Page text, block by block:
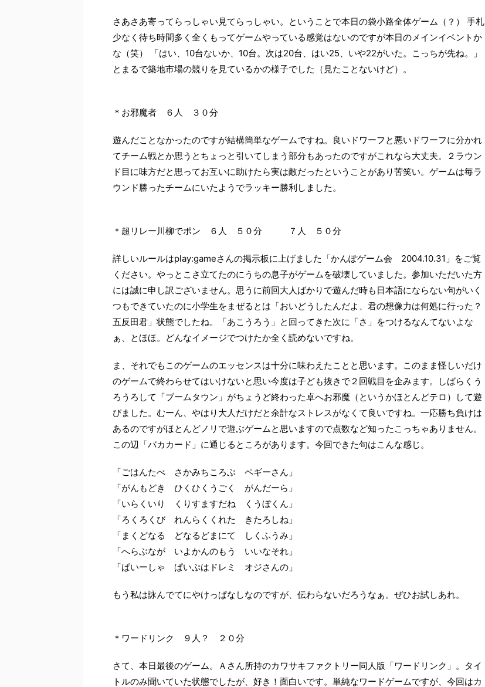
さあさあ寄ってらっしゃい見てらっしゃい。ということで本日の袋小路全体ゲーム（？） 手札
少なく待ち時間多く全くもってゲームやっている感覚はないのですが本日のメインイベントか
な（笑） 「はい、10台ないか、10台。次は20台、はい25、いや22がいた。こっちが先ね。」
とまるで築地市場の競りを見ているかの様子でした（見たことないけど）。
＊お邪魔者 ６人 ３０分
遊んだことなかったのですが結構簡単なゲームですね。良いドワーフと悪いドワーフに分かれ
てチーム戦とか思うとちょっと引いてしまう部分もあったのですがこれなら大丈夫。２ラウン
ド目に味方だと思ってお互いに助けたら実は敵だったということがあり苦笑い。ゲームは毎ラ
ウンド勝ったチームにいたようでラッキー勝利しました。
＊超リレー川柳でポン ６人 ５０分 ７人 ５０分
詳しいルールはplay:gameさんの掲示板に上げました「かんぽゲーム会 2004.10.31」をご覧
ください。やっとこさ立てたのにうちの息子がゲームを破壊していました。参加いただいた方
には誠に申し訳ございません。思うに前回大人ばかりで遊んだ時も日本語にならない句がいく
つもできていたのに小学生をまぜるとは「おいどうしたんだよ、君の想像力は何処に行った？
五反田君」状態でしたね。「あこうろう」と回ってきた次に「さ」をつけるなんてないよな
ぁ、とほほ。どんなイメージでつけたか全く読めないですね。
ま、それでもこのゲームのエッセンスは十分に味わえたことと思います。このまま怪しいだけ
のゲームで終わらせてはいけないと思い今度は子ども抜きで２回戦目を企みます。しばらくう
ろうろして「ブームタウン」がちょうど終わった卓へお邪魔（というかほとんどテロ）して遊
びました。むーん、やはり大人だけだと余計なストレスがなくて良いですね。一応勝ち負けは
あるのですがほとんどノリで遊ぶゲームと思いますので点数など知ったこっちゃありません。
この辺「バカカード」に通じるところがあります。今回できた句はこんな感じ。
「ごはんたべ さかみちころぶ ペギーさん」
「がんもどき ひくひくうごく がんだーら」
「いらくいり くりすますだね くうぼくん」
「ろくろくび れんらくくれた きたろしね」
「まくどなる どなるどまにて しくふうみ」
「へらぶなが いよかんのもう いいなそれ」
「ぱいーしゃ ぱいぷはドレミ オジさんの」
もう私は詠んでてにやけっぱなしなのですが、伝わらないだろうなぁ。ぜひお試しあれ。
＊ワードリンク ９人？ ２０分
さて、本日最後のゲーム。Ａさん所持のカワサキファクトリー同人版「ワードリンク」。タイ
トルのみ聞いていた状態でしたが、好き！面白いです。単純なワードゲームですが、今回はカ